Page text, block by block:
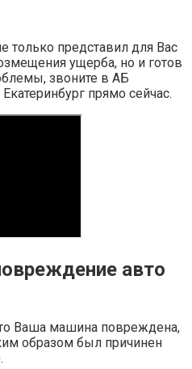
только представил для Вас
ущерба, но и готов
звоните в АБ
прямо сейчас.
авто
Ваша машина повреждена,
образом был причинен